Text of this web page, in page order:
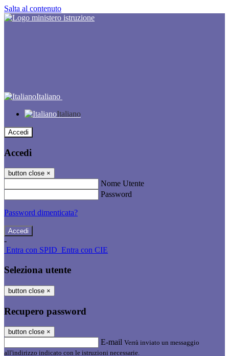
Salta al contenuto
Italiano
Italiano
Accedi
Accedi
button close ×
Nome Utente
Password
Password dimenticata?
-
Entra con SPID Entra con CIE
Seleziona utente
button close ×
Recupero password
button close ×
E-mail Verrà inviato un messaggio
all'indirizzo indicato con le istruzioni necessarie.